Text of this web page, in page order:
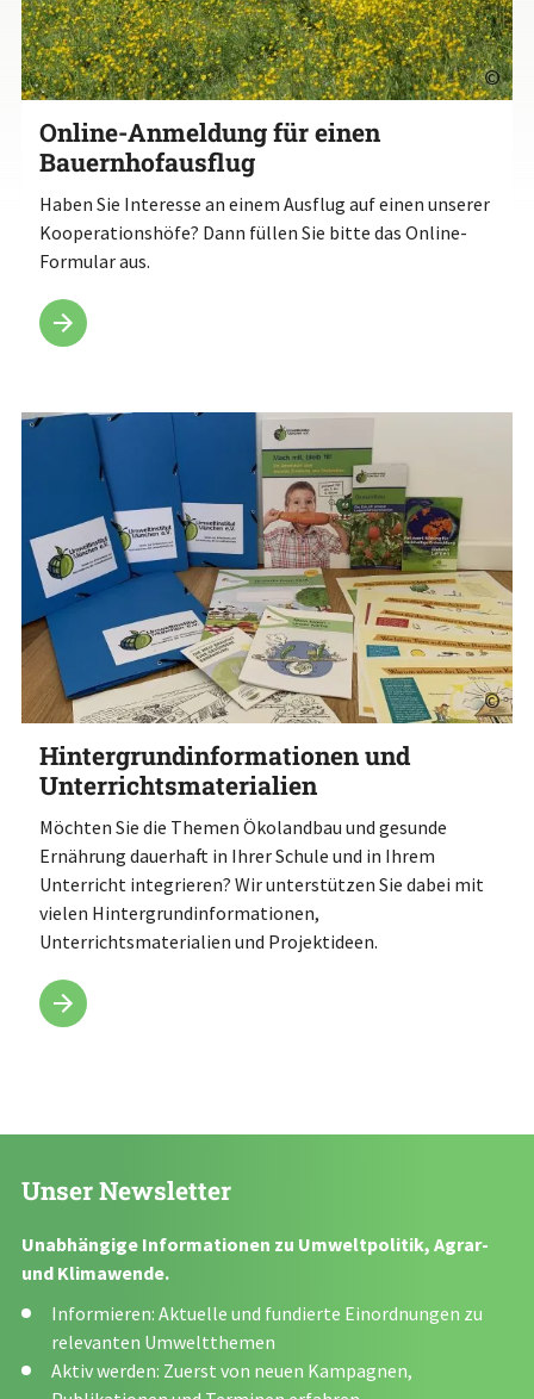
©
Online-Anmeldung für einen
Bauernhofausflug
Haben Sie Interesse an einem Ausflug auf einen unserer
Kooperationshöfe? Dann füllen Sie bitte das Online-
Formular aus.
©
Hintergrundinformationen und
Unterrichtsmaterialien
Möchten Sie die Themen Ökolandbau und gesunde
Ernährung dauerhaft in Ihrer Schule und in Ihrem
Unterricht integrieren? Wir unterstützen Sie dabei mit
vielen Hintergrundinformationen,
Unterrichtsmaterialien und Projektideen.
Unser Newsletter
Unabhängige Informationen zu Umweltpolitik, Agrar-
und Klimawende.
Informieren: Aktuelle und fundierte Einordnungen zu
relevanten Umweltthemen
Aktiv werden: Zuerst von neuen Kampagnen,